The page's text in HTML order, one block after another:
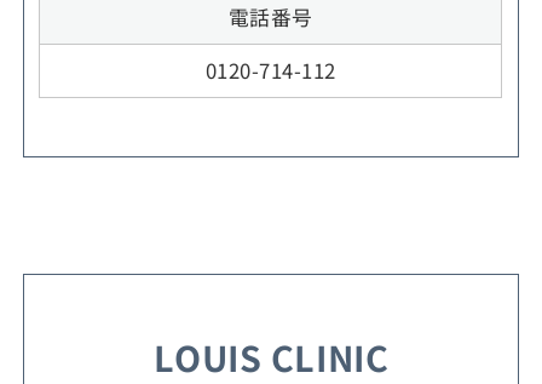
電話番号
0120-714-112
LOUIS CLINIC